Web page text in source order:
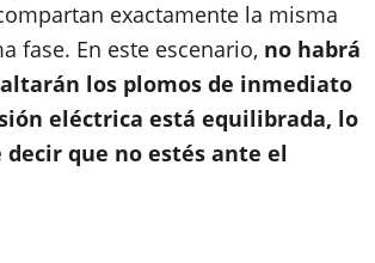
exactamente la misma
fase. En este escenario, no habrá
los plomos de inmediato
eléctrica está equilibrada, lo
que no estés ante el